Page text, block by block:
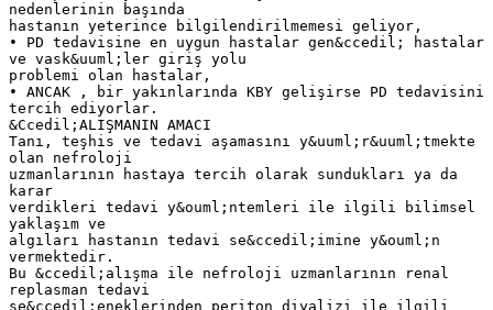
nedenlerinin başında
hastanın yeterince bilgilendirilmemesi geliyor,
• PD tedavisine en uygun hastalar gen&ccedil; hastalar
ve vask&uuml;ler giriş yolu
problemi olan hastalar,
• ANCAK , bir yakınlarında KBY gelişirse PD tedavisini
tercih ediyorlar.
&Ccedil;ALIŞMANIN AMACI
Tanı, teşhis ve tedavi aşamasını y&uuml;r&uuml;tmekte
olan nefroloji
uzmanlarının hastaya tercih olarak sundukları ya da
karar
verdikleri tedavi y&ouml;ntemleri ile ilgili bilimsel
yaklaşım ve
algıları hastanın tedavi se&ccedil;imine y&ouml;n
vermektedir.
Bu &ccedil;alışma ile nefroloji uzmanlarının renal
replasman tedavi
se&ccedil;eneklerinden periton diyalizi ile ilgili